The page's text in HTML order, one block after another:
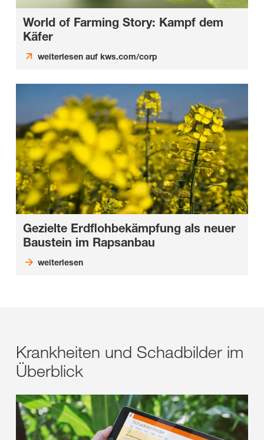
World of Farming Story: Kampf dem
Käfer
weiterlesen auf kws.com/corp
Gezielte Erdflohbekämpfung als neuer
Baustein im Rapsanbau
weiterlesen
Krankheiten und Schadbilder im
Überblick